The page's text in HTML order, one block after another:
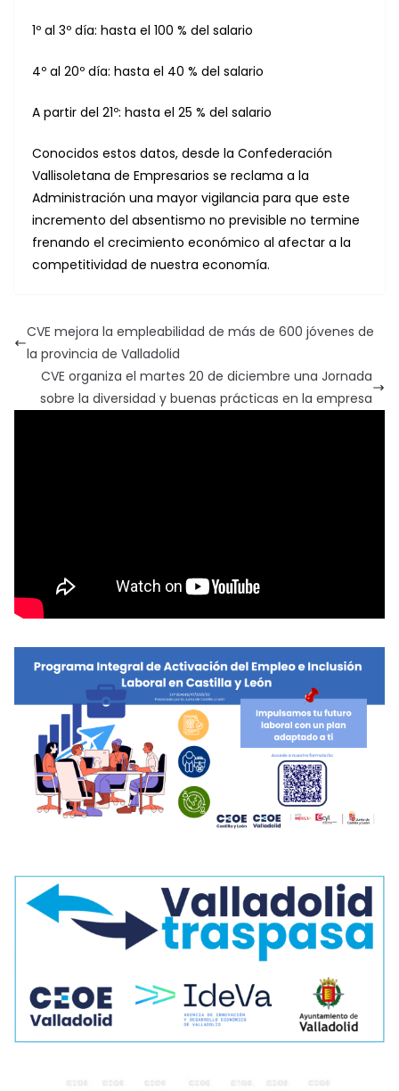
1º al 3º día: hasta el 100 % del salario
4º al 20º día: hasta el 40 % del salario
A partir del 21º: hasta el 25 % del salario
Conocidos estos datos, desde la Confederación
Vallisoletana de Empresarios se reclama a la
Administración una mayor vigilancia para que este
incremento del absentismo no previsible no termine
frenando el crecimiento económico al afectar a la
competitividad de nuestra economía.
CVE mejora la empleabilidad de más de 600 jóvenes de
la provincia de Valladolid
CVE organiza el martes 20 de diciembre una Jornada
sobre la diversidad y buenas prácticas en la empresa